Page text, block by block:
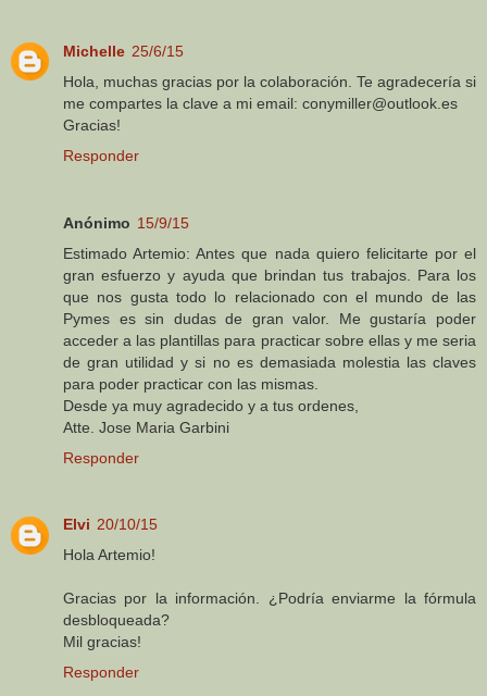
Michelle 25/6/15
Hola, muchas gracias por la colaboración. Te agradecería si
me compartes la clave a mi email: conymiller@outlook.es
Gracias!
Responder
Anónimo 15/9/15
Estimado Artemio: Antes que nada quiero felicitarte por el
gran esfuerzo y ayuda que brindan tus trabajos. Para los
que nos gusta todo lo relacionado con el mundo de las
Pymes es sin dudas de gran valor. Me gustaría poder
acceder a las plantillas para practicar sobre ellas y me seria
de gran utilidad y si no es demasiada molestia las claves
para poder practicar con las mismas.
Desde ya muy agradecido y a tus ordenes,
Atte. Jose Maria Garbini
Responder
Elvi 20/10/15
Hola Artemio!
Gracias por la información. ¿Podría enviarme la fórmula
desbloqueada?
Mil gracias!
Responder